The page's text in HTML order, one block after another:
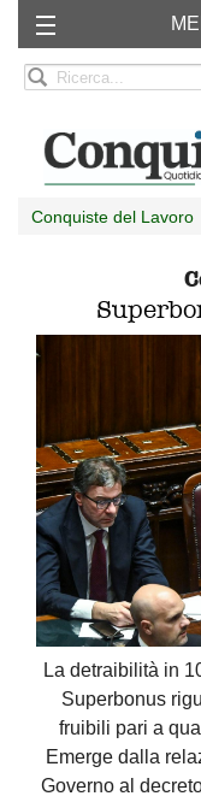
Conquiste del Lavoro
La detraibilità in
Superbonus
fruibili pari a
Emerge dalla
Governo al